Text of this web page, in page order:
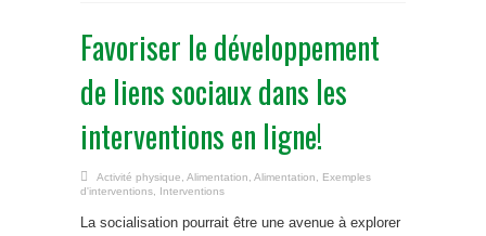
Favoriser le développement
de liens sociaux dans les
interventions en ligne!
Activité physique Alimentation Alimentation
Exemples
d'interventions
Interventions
La socialisation pourrait être une avenue à explorer